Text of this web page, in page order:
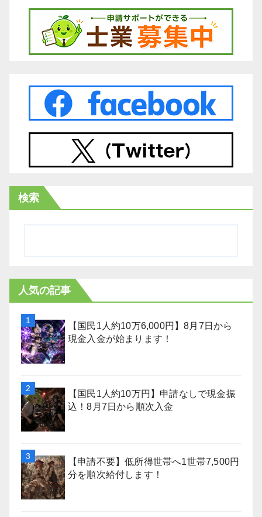
検索
人気の記事
【国民1人約10万6,000円】8月7日から
現金入金が始まります！
【国民1人約10万円】申請なしで現金振
込！8月7日から順次入金
【申請不要】低所得世帯へ1世帯7,500円
分を順次給付します！